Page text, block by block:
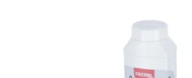
Skladem 4
58214B